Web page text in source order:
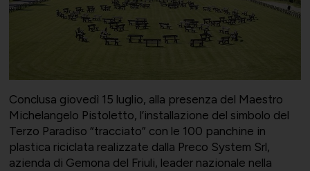
Conclusa giovedì 15 luglio, alla presenza del Maestro
Michelangelo Pistoletto, l’installazione del simbolo del
Terzo Paradiso “tracciato” con le 100 panchine in
plastica riciclata realizzate dalla Preco System Srl,
azienda di Gemona del Friuli, leader nazionale nella
Gruppo Giovani
Società Collegate
UNIONCHIMICA
Uniontessile
Formazione finanziata e risorse
Lavoro e relazioni industriali